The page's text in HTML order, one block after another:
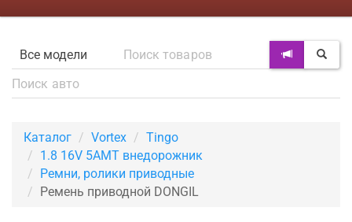
Каталог Vortex
Tingo
1.8 16V 5AMT внедорожник
Ремни, ролики приводные
Ремень приводной DONGIL